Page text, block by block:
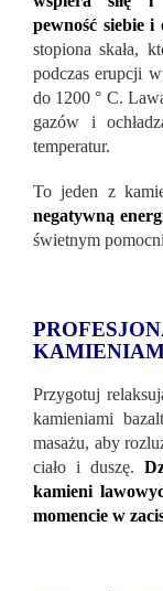
pewność siebie i
stopiona skała,
podczas erupcji
do 1200 ° C.
gazów i
temperatur.
To jeden z
negatywną
świetnym
Przygotuj
kamieniami
masażu, aby
ciało i duszę.
kamieni
momencie w